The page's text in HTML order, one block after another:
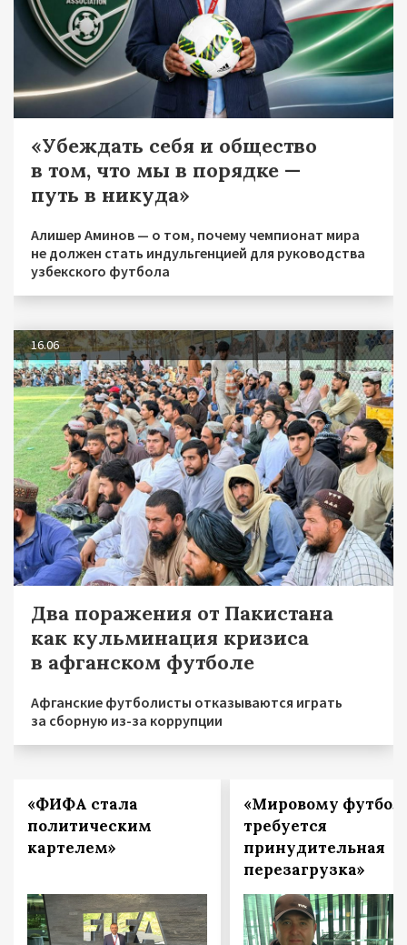
«Убеждать себя и общество
в том, что мы в порядке —
путь в никуда»
Алишер Аминов — о том, почему чемпионат мира
не должен стать индульгенцией для руководства
узбекского футбола
16.06
Два поражения от Пакистана
как кульминация кризиса
в афганском футболе
Афганские футболисты отказываются играть
за сборную из-за коррупции
«ФИФА стала
политическим
картелем»
«Мировому
требуется
принудительная
перезагрузка»